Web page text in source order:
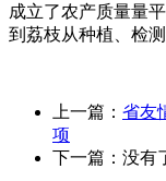
成立了农产质量量
到荔枝从种植、检
上一篇： 省友
项
下一篇：没有